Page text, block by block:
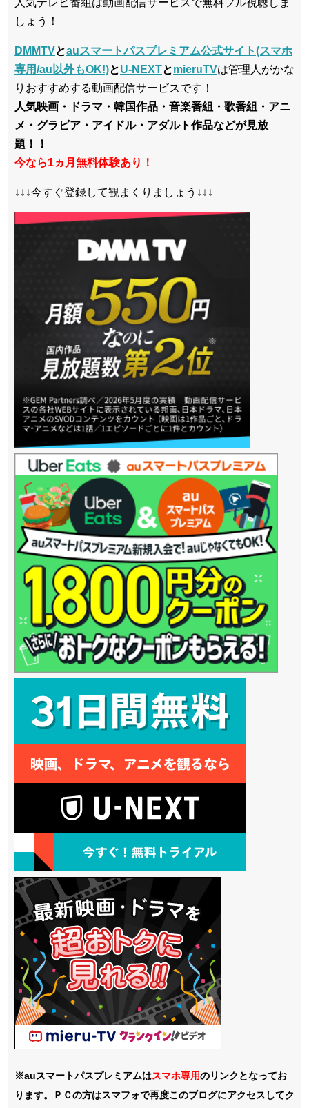
人気テレビ番組は動画配信サービスで無料フル視聴しま
しょう！
DMMTVとauスマートパスプレミアム公式サイト(スマホ
専用/au以外もOK!)とU-NEXTとmieruTVは管理人がかな
りおすすめする動画配信サービスです！
人気映画・ドラマ・韓国作品・音楽番組・歌番組・アニ
メ・グラビア・アイドル・アダルト作品などが見放
題！！
今なら1ヵ月無料体験あり！
↓↓↓今すぐ登録して観まくりましょう↓↓↓
※auスマートパスプレミアムはスマホ専用のリンクとなってお
ります。ＰＣの方はスマフォで再度このブログにアクセスしてク